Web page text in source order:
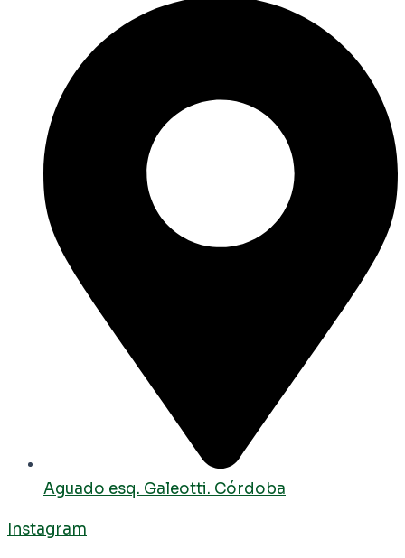
Aguado esq. Galeotti. Córdoba
Instagram